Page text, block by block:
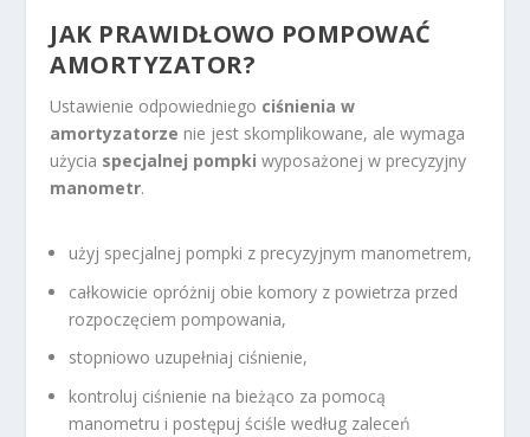
JAK PRAWIDŁOWO POMPOWAĆ
AMORTYZATOR?
Ustawienie odpowiedniego ciśnienia w
amortyzatorze nie jest skomplikowane, ale wymaga
użycia specjalnej pompki wyposażonej w precyzyjny
manometr.
użyj specjalnej pompki z precyzyjnym manometrem,
całkowicie opróżnij obie komory z powietrza przed
rozpoczęciem pompowania,
stopniowo uzupełniaj ciśnienie,
kontroluj ciśnienie na bieżąco za pomocą
manometru i postępuj ściśle według zaleceń